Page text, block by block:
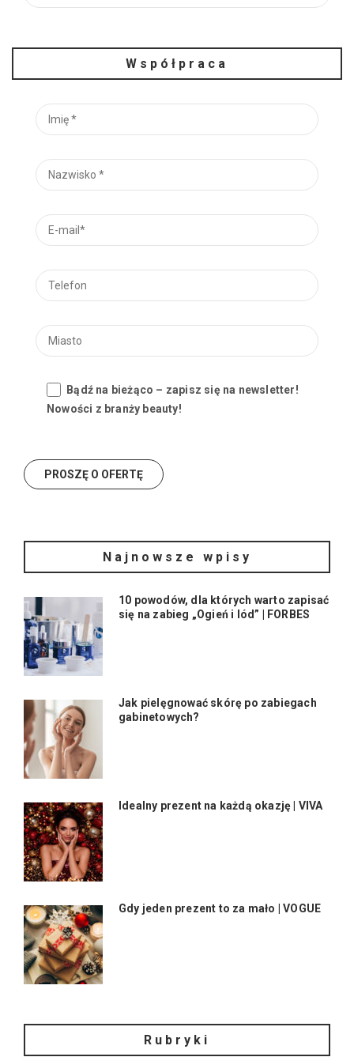
Współpraca
Bądź na bieżąco – zapisz się na newsletter!
Nowości z branży beauty!
Najnowsze wpisy
10 powodów, dla których warto zapisać
się na zabieg „Ogień i lód” | FORBES
Jak pielęgnować skórę po zabiegach
gabinetowych?
Idealny prezent na każdą okazję | VIVA
Gdy jeden prezent to za mało | VOGUE
Rubryki